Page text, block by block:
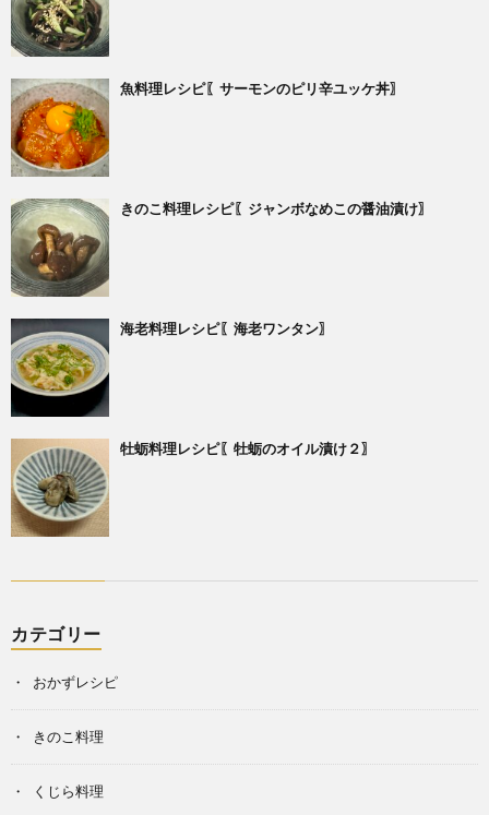
魚料理レシピ〖サーモンのピリ辛ユッケ丼〗
きのこ料理レシピ〖ジャンボなめこの醤油漬け〗
海老料理レシピ〖海老ワンタン〗
牡蛎料理レシピ〖牡蛎のオイル漬け２〗
カテゴリー
おかずレシピ
きのこ料理
くじら料理